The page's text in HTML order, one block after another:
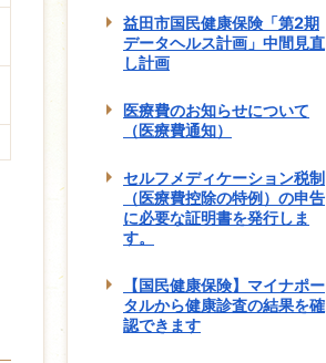
益田市国民健康保険「第2期
データヘルス計画」中間見直
し計画
医療費のお知らせについて
（医療費通知）
セルフメディケーション税制
（医療費控除の特例）の申告
に必要な証明書を発行しま
す。
【国民健康保険】マイナポー
タルから健康診査の結果を確
認できます